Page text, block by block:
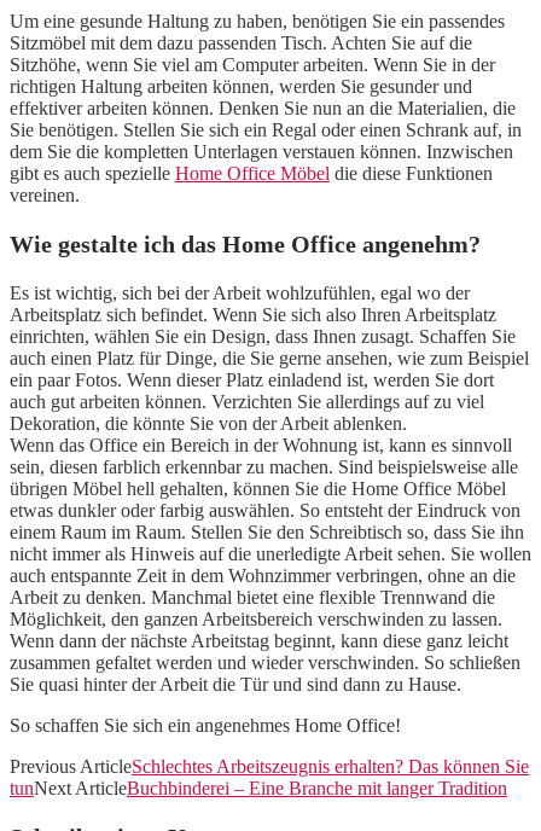
Um eine gesunde Haltung zu haben, benötigen Sie ein passendes
Sitzmöbel mit dem dazu passenden Tisch. Achten Sie auf die
Sitzhöhe, wenn Sie viel am Computer arbeiten. Wenn Sie in der
richtigen Haltung arbeiten können, werden Sie gesunder und
effektiver arbeiten können. Denken Sie nun an die Materialien, die
Sie benötigen. Stellen Sie sich ein Regal oder einen Schrank auf, in
dem Sie die kompletten Unterlagen verstauen können. Inzwischen
gibt es auch spezielle Home Office Möbel die diese Funktionen
vereinen.
Wie gestalte ich das Home Office angenehm?
Es ist wichtig, sich bei der Arbeit wohlzufühlen, egal wo der
Arbeitsplatz sich befindet. Wenn Sie sich also Ihren Arbeitsplatz
einrichten, wählen Sie ein Design, dass Ihnen zusagt. Schaffen Sie
auch einen Platz für Dinge, die Sie gerne ansehen, wie zum Beispiel
ein paar Fotos. Wenn dieser Platz einladend ist, werden Sie dort
auch gut arbeiten können. Verzichten Sie allerdings auf zu viel
Dekoration, die könnte Sie von der Arbeit ablenken.
Wenn das Office ein Bereich in der Wohnung ist, kann es sinnvoll
sein, diesen farblich erkennbar zu machen. Sind beispielsweise alle
übrigen Möbel hell gehalten, können Sie die Home Office Möbel
etwas dunkler oder farbig auswählen. So entsteht der Eindruck von
einem Raum im Raum. Stellen Sie den Schreibtisch so, dass Sie ihn
nicht immer als Hinweis auf die unerledigte Arbeit sehen. Sie wollen
auch entspannte Zeit in dem Wohnzimmer verbringen, ohne an die
Arbeit zu denken. Manchmal bietet eine flexible Trennwand die
Möglichkeit, den ganzen Arbeitsbereich verschwinden zu lassen.
Wenn dann der nächste Arbeitstag beginnt, kann diese ganz leicht
zusammen gefaltet werden und wieder verschwinden. So schließen
Sie quasi hinter der Arbeit die Tür und sind dann zu Hause.
So schaffen Sie sich ein angenehmes Home Office!
Previous ArticleSchlechtes Arbeitszeugnis erhalten? Das können Sie
tunNext ArticleBuchbinderei – Eine Branche mit langer Tradition